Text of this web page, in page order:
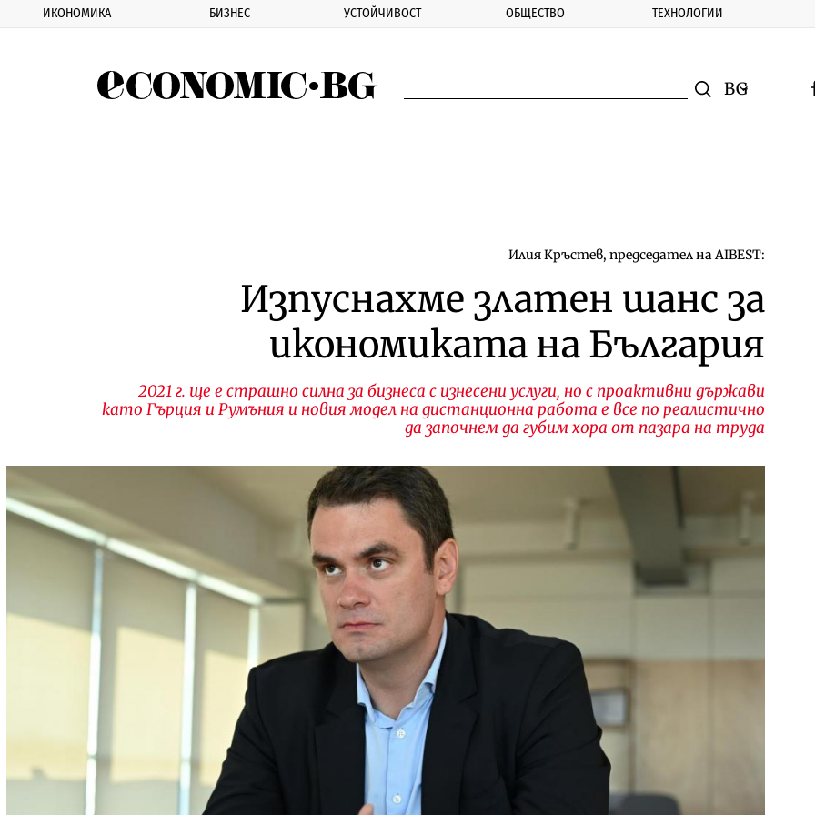
ИКОНОМИКА БИЗНЕС УСТОЙЧИВОСТ ОБЩЕСТВО ТЕХНОЛОГИИ
Смяна на
Изпуснахме златен шанс за
икономиката на България
2021 г. ще е страшно силна за бизнеса с изнесени услуги, но с проактивни държави
като Гърция и Румъния и новия модел на дистанционна работа е все по реалистично
да започнем да губим хора от пазара на труда
Илия Кръстев, председател на AIBEST: